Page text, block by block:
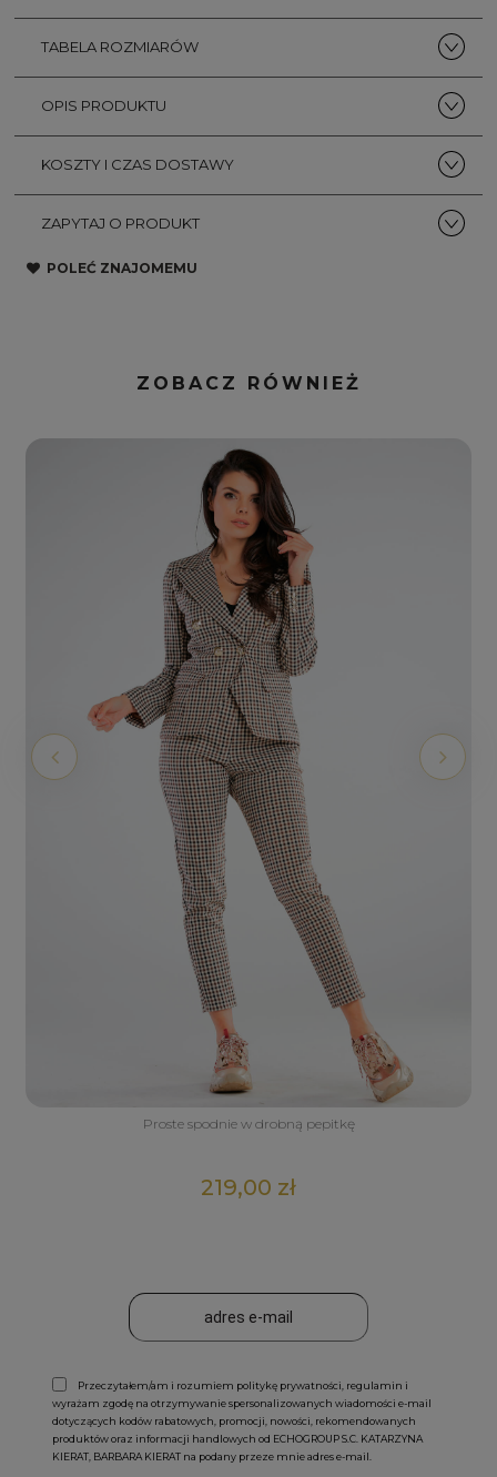
TABELA ROZMIARÓW
OPIS PRODUKTU
KOSZTY I CZAS DOSTAWY
ZAPYTAJ O PRODUKT
POLEĆ ZNAJOMEMU
ZOBACZ RÓWNIEŻ
Proste spodnie w drobną pepitkę
219,00 zł
Przeczytałem/am i rozumiem politykę prywatności, regulamin i
wyrażam zgodę na otrzymywanie spersonalizowanych wiadomości e-mail
dotyczących kodów rabatowych, promocji, nowości, rekomendowanych
produktów oraz informacji handlowych od ECHOGROUP S.C. KATARZYNA
KIERAT, BARBARA KIERAT na podany przeze mnie adres e-mail.